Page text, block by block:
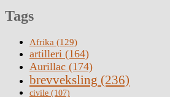
Tags
Afrika (129)
artilleri (164)
Aurillac (174)
brevveksling (236)
civile (107)